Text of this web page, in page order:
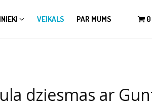
VEIKALS PAR MUMS 0
dziesmas ar